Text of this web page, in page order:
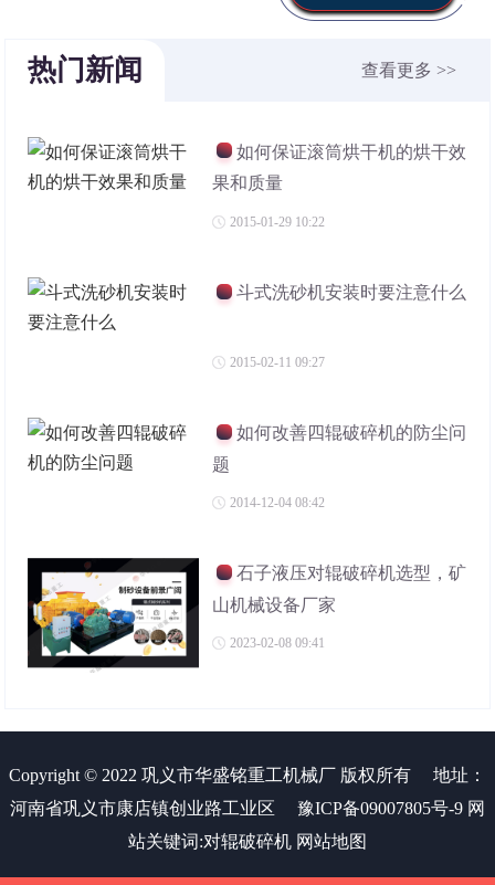
热门新闻 查看更多 >>
如何保证滚筒烘干机的烘干效
果和质量
2015-01-29 10:22
斗式洗砂机安装时要注意什么
2015-02-11 09:27
如何改善四辊破碎机的防尘问
题
2014-12-04 08:42
石子液压对辊破碎机选型，矿
山机械设备厂家
2023-02-08 09:41
Copyright © 2022 巩义市华盛铭重工机械厂 版权所有
地址：
河南省巩义市康店镇创业路工业区
豫ICP备09007805号-9 网
站关键词:对辊破碎机 网站地图